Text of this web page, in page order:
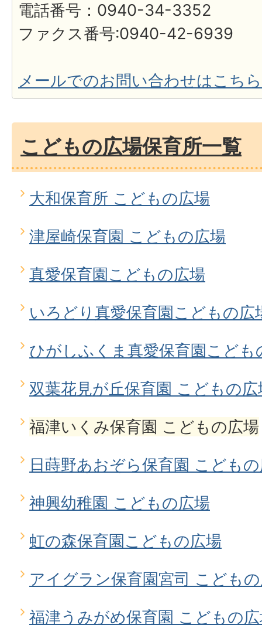
電話番号：0940-34-3352
ファクス番号:0940-42-6939
メールでのお問い合わせはこちら
こどもの広場保育所一覧
大和保育所 こどもの広場
津屋崎保育園 こどもの広場
真愛保育園こどもの広場
いろどり真愛保育園こどもの広
ひがしふくま真愛保育園こども
双葉花見が丘保育園 こどもの広
福津いくみ保育園 こどもの広場
日蒔野あおぞら保育園 こども
神興幼稚園 こどもの広場
虹の森保育園こどもの広場
アイグラン保育園宮司 こども
福津うみがめ保育園 こどもの